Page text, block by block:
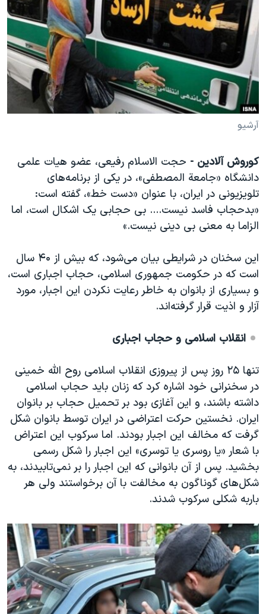
فرهنگ و زندگی
حقوق شهروندی
اقتصادی
علم و فناوری
اسرائیل در جنگ
مستندها
انتخابات ریاست جمهوری آمریکا ۲۰۲۴
حمله جمهوری اسلامی به اسرائیل
رمز مهسا
ورزش زنان در ایران
تریبونال مردمی آبان ۹۸
دادگاه حمید نوری
چهل سال گروگان‌گیری
قانون شفافیت دارائی کادر رهبری ایران
اسرائیل در جنگ
نرگس محمدی برنده جایزه نوبل صلح
همایش محافظه‌کاران آمریکا «سی‌پک»
صفحه‌های ویژه
دنبال کنید
زبانهای مختلف
آرشیو
کوروش آلادین - حجت الاسلام رفیعی، عضو هیات علمی
دانشگاه «جامعة المصطفی»، در یکی از برنامه‌های
تلویزیونی در ایران، با عنوان «دست خط»، گفته است:
«بدحجاب فاسد نیست.... بی حجابی یک اشکال است، اما
الزاما به معنی بی‌ دینی نیست.»
این سخنان در شرایطی بیان می‌شود، که بیش از ۴۰ سال
است که در حکومت جمهوری اسلامی، حجاب اجباری است،
و بسیاری از بانوان به خاطر رعایت نکردن این اجبار، مورد
آزار و اذیت قرار گرفته‌اند.
انقلاب اسلامی و حجاب اجباری
تنها ۲۵ روز پس از پیروزی انقلاب اسلامی روح الله خمینی
در سخنرانی خود اشاره کرد که زنان باید حجاب اسلامی
داشته باشند، و این آغازی بود بر تحمیل حجاب بر بانوان
ایران. نخستین حرکت اعتراضی در ایران توسط بانوان شکل
گرفت که مخالف این اجبار بودند. اما سرکوب این اعتراض
با شعار «یا روسری یا توسری» این اجبار را شکل رسمی
بخشید. پس از آن بانوانی که این اجبار را بر نمی‌تابیدند، به
شکل‌های گوناگون به مخالفت با آن برخواستند ولی هر
باربه شکلی سرکوب شدند.